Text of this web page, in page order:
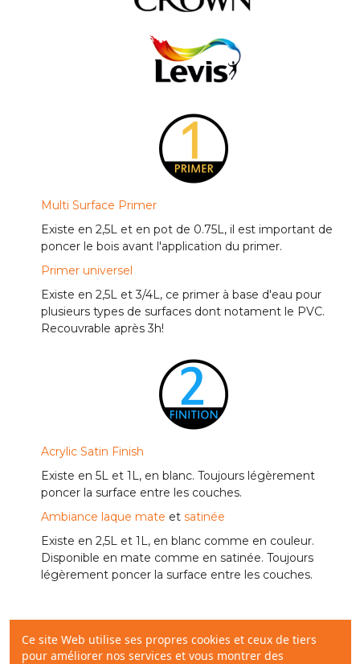
Multi Surface Primer
Existe en 2,5L et en pot de 0.75L, il est important de
poncer le bois avant l'application du primer.
Primer universel
Existe en 2,5L et 3/4L, ce primer à base d'eau pour
plusieurs types de surfaces dont notament le PVC.
Recouvrable après 3h!
Acrylic Satin Finish
Existe en 5L et 1L, en blanc. Toujours légèrement
poncer la surface entre les couches.
Ambiance laque mate et satinée
Existe en 2,5L et 1L, en blanc comme en couleur.
Disponible en mate comme en satinée. Toujours
légèrement poncer la surface entre les couches.
Ce site Web utilise ses propres cookies et ceux de tiers
pour améliorer nos services et vous montrer des